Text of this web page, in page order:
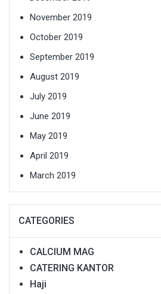
November 2019
October 2019
September 2019
August 2019
July 2019
June 2019
May 2019
April 2019
March 2019
CATEGORIES
CALCIUM MAG
CATERING KANTOR
Haji